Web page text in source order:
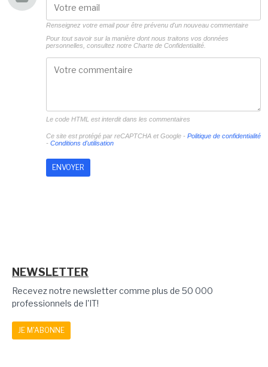
Renseignez votre email pour être prévenu d'un nouveau commentaire
Pour tout savoir sur la manière dont nous traitons vos données
personnelles, consultez notre Charte de Confidentialité.
Le code HTML est interdit dans les commentaires
Ce site est protégé par reCAPTCHA et Google - Politique de confidentialité
- Conditions d'utilisation
NEWSLETTER
Recevez notre newsletter comme plus de 50 000
professionnels de l'IT!
JE M'ABONNE